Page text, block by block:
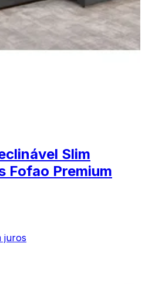
Slim
Fofao Premium
juros